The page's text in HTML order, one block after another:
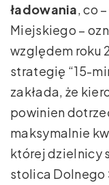
ładowania, co
Miejskiego –
względem roku
strategię “15-
zakłada, że
powinien
maksymalnie
której dzielnicy
stolica Dolnego